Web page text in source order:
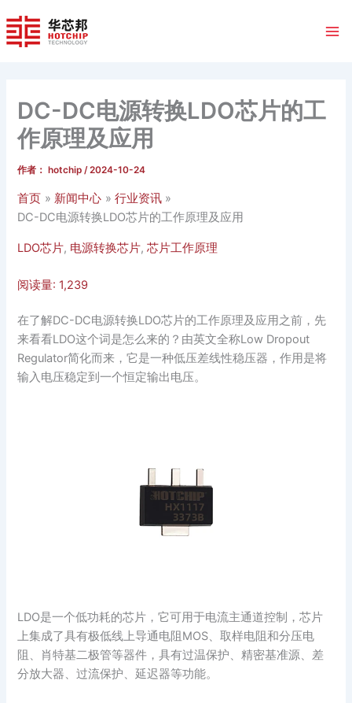
至
内
DC-DC电源转换LDO芯片的工
作原理及应用
作者： hotchip/2024-10-24
首页 新闻中心
行业资讯
DC-DC电源转换LDO芯片的工作原理及应用
LDO芯片, 电源转换芯片,芯片工作原理
阅读量: 1,239
在了解DC-DC电源转换LDO芯片的工作原理及应用之前，先
来看看LDO这个词是怎么来的？由英文全称Low Dropout
Regulator简化而来，它是一种低压差线性稳压器，作用是将
输入电压稳定到一个恒定输出电压。
LDO是一个低功耗的芯片，它可用于电流主通道控制，芯片
上集成了具有极低线上导通电阻MOS、取样电阻和分压电
阻、肖特基二极管等器件，具有过温保护、精密基准源、差
分放大器、过流保护、延迟器等功能。